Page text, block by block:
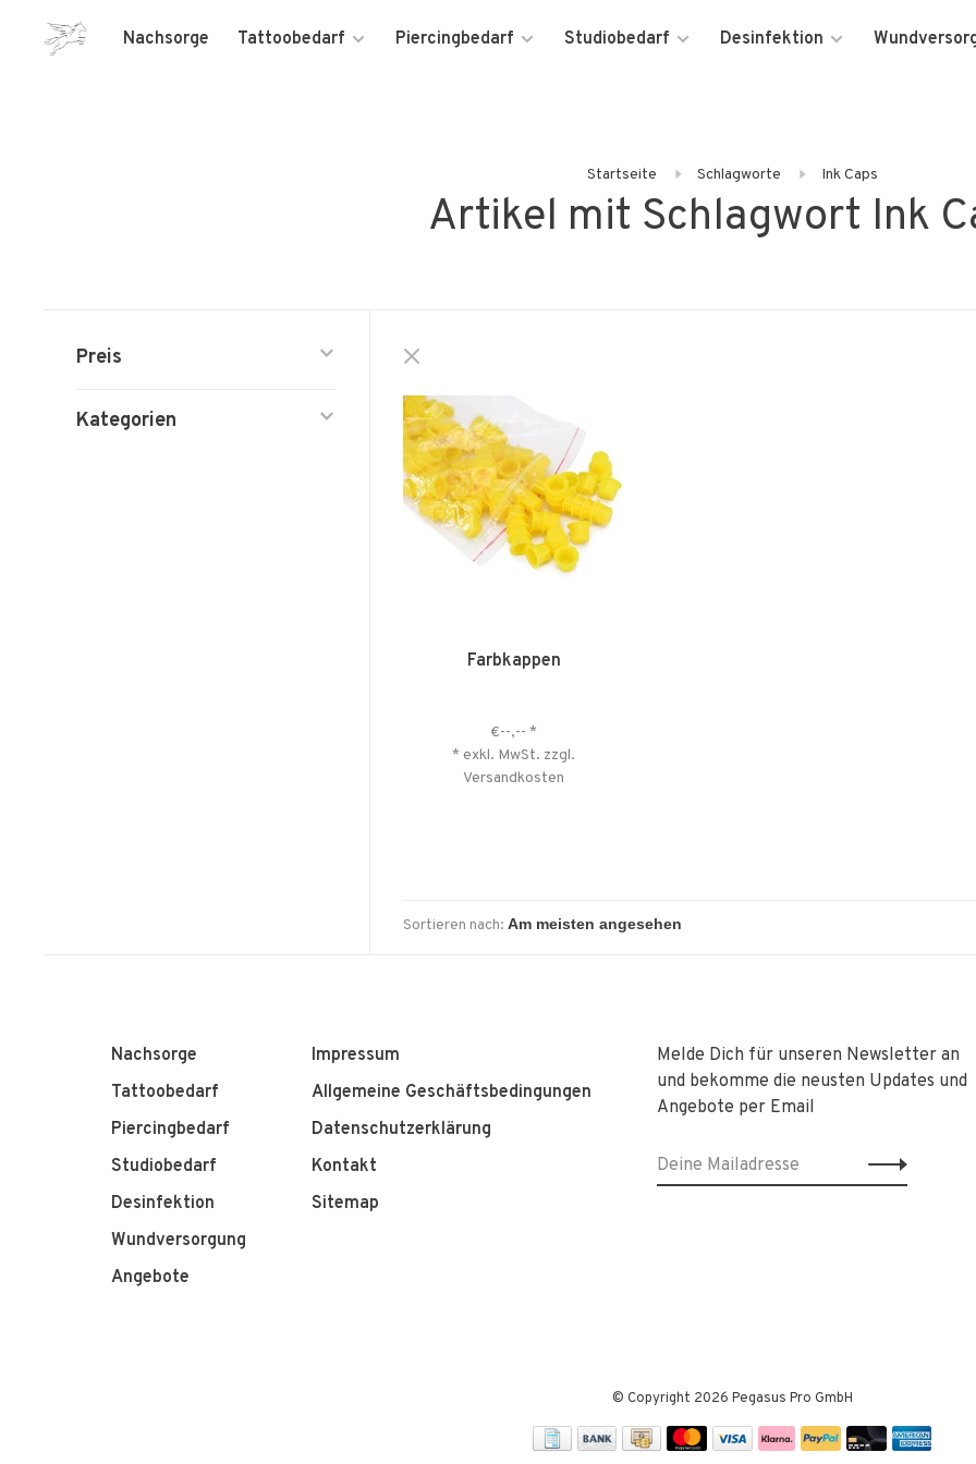
Nachsorge Tattoobedarf Piercingbedarf Studiobedarf Desinfektion
Startseite Schlagworte Ink Caps
Artikel mit Schlagwort Ink
Preis
Kategorien
Farbkappen
€--,-- *
* exkl. MwSt. zzgl.
Versandkosten
Sortieren nach:
Nachsorge
Tattoobedarf
Piercingbedarf
Studiobedarf
Desinfektion
Wundversorgung
Angebote
Impressum
Allgemeine Geschäftsbedingungen
Datenschutzerklärung
Kontakt
Sitemap
Melde Dich für unseren Newsletter an
und bekomme die neusten Updates und
Angebote per Email
© Copyright 2026 Pegasus Pro GmbH